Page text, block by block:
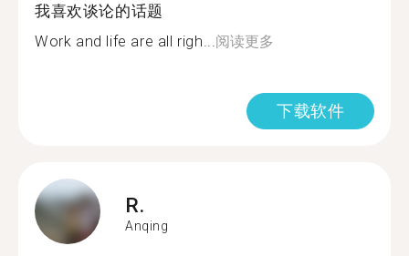
我喜欢谈论的话题
Work and life are all righ...阅读更多
下载软件
R.
Anqing